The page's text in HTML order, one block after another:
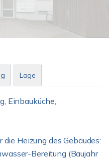
Lage
Einbauküche,
Heizung des Gebäudes:
Bereitung (Baujahr